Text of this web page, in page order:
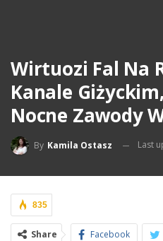
Wirtuozi Fal Na
Kanale
Nocne Zawody
By Kamila Ostasz Last
835
Share Facebook